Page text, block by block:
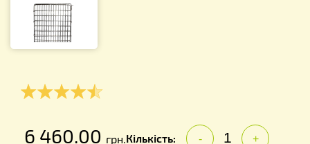
6 460.00 грн.Кількість: - +